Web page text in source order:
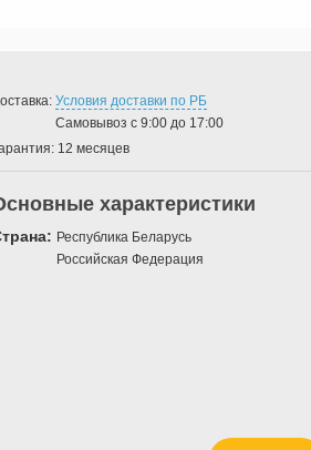
Условия доставки по РБ
Самовывоз с 9:00 до 17:00
12 месяцев
характеристики
Республика Беларусь
Российская Федерация